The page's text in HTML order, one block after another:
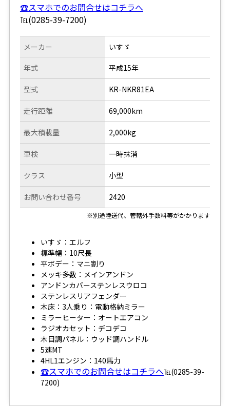
☎スマホでのお問合せはコチラへ
℡(0285-39-7200)
メーカー
年式
型式
走行距離
いすゞ
平成15年
KR-NKR81EA
69,000km
最大積載量
車検
クラス
お問い合わせ番号
2,000kg
一時抹消
小型
2420
※別途陸送代、管轄外手数料等がかかります
いすゞ：エルフ
標準幅：10尺長
平ボデー：マニ割り
メッキ多数：メインアンドン
アンドンカバーステンレスウロコ
ステンレスリアフェンダー
木床：3人乗り：電動格納ミラー
ミラーヒーター：オートエアコン
ラジオカセット：デコデコ
木目調パネル：ウッド調ハンドル
5速MT
4HL1エンジン：140馬力
☎スマホでのお問合せはコチラへ℡(0285-39-
7200)